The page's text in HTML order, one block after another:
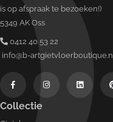
is op afspraak te bezoeken!)
5349 AK Oss
0412 40 53 22
info@b-
Collectie